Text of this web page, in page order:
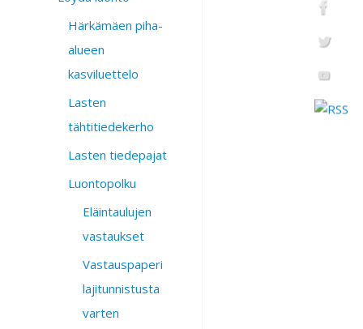
Härkämäen piha-
alueen
kasviluettelo
Lasten
tähtitiedekerho
Lasten tiedepajat
Luontopolku
Eläintaulujen
vastaukset
Vastauspaperi
lajitunnistusta
varten